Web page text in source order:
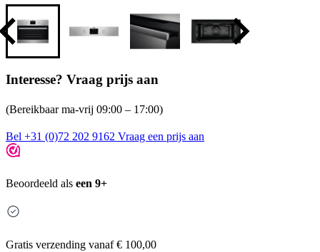
Interesse? Vraag prijs aan
(Bereikbaar ma-vrij 09:00 – 17:00)
Bel +31 (0)72 202 9162 Vraag een prijs aan
Beoordeeld als een 9+
Gratis verzending vanaf € 100,00